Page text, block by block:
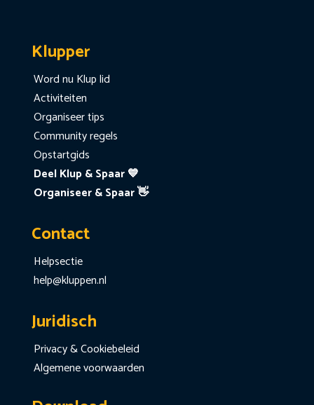
Klupper
Word nu Klup lid
Activiteiten
Organiseer tips
Community regels
Opstartgids
Deel Klup & Spaar 💙
Organiseer & Spaar 👋
Contact
Helpsectie
help@kluppen.nl
Juridisch
Privacy & Cookiebeleid
Algemene voorwaarden